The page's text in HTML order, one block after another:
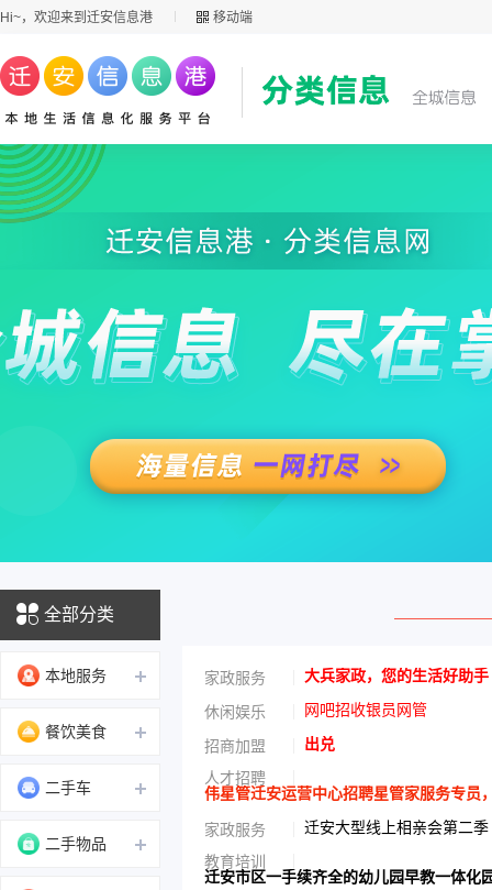
Hi~，欢迎来到迁安信息港 移动端
全部分类
本地服务
餐饮美食
二手车
二手物品
家政服务 大兵家政，您的生活好助手
休闲娱乐 网吧招收银员网管
招商加盟
出兑
人才招聘
伟星管迁安运营中心招聘星管家服务专员
家政服务
迁安大型线上相亲会第二季
教育培训
迁安市区一手续齐全的幼儿园早教一体化